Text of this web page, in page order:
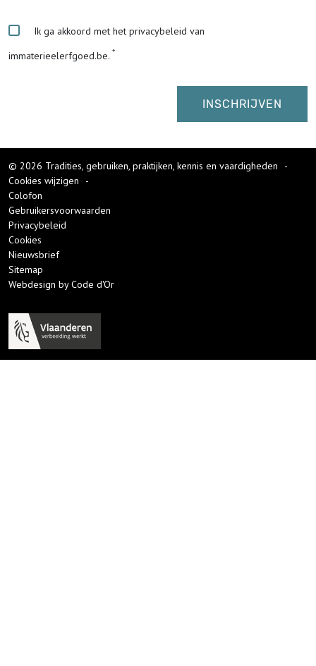
Ik ga akkoord met het privacybeleid van
immaterieelerfgoed.be.
© 2026 Tradities, gebruiken, praktijken, kennis en vaardigheden
-
Cookies wijzigen
-
Colofon
Gebruikersvoorwaarden
Privacybeleid
Cookies
Nieuwsbrief
Sitemap
Webdesign by Code d'Or